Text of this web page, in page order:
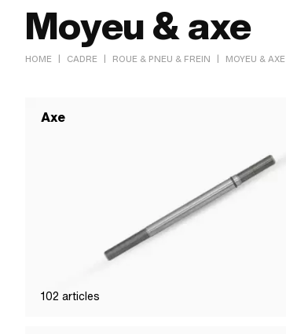
Moyeu & axe
HOME | CADRE | ROUE & PNEU & FREIN | MOYEU & AXE
Axe
102 articles